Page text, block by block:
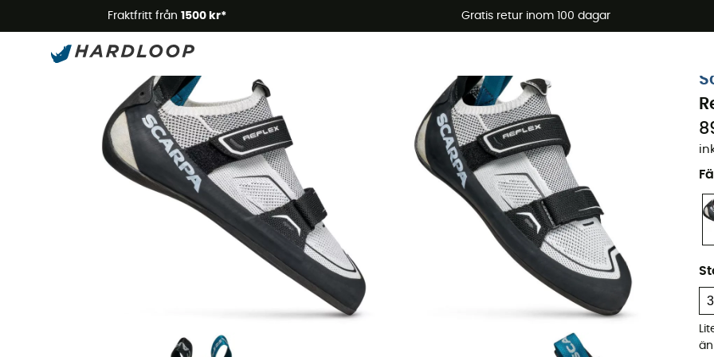
Fraktfritt från 1500 kr* Gratis retur inom 100 dagar
Sommarerbjudanden 🔥 -5 % EXTRA vid köp av 2 produkter* kod